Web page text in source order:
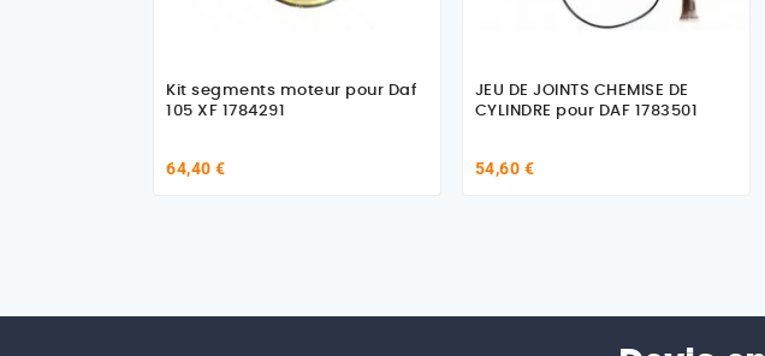
Kit segments moteur pour Daf
105 XF 1784291
64,40 €
JEU DE JOINTS CHEMISE DE
CYLINDRE pour DAF 1783501
54,60 €